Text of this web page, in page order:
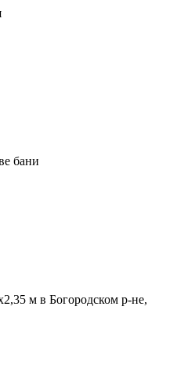
бани
м в Богородском р-не,